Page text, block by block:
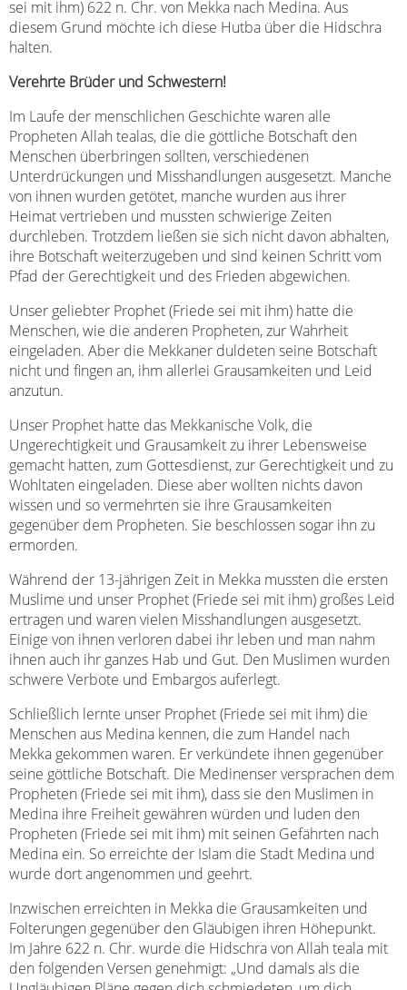
sei mit ihm) 622 n. Chr. von Mekka nach Medina. Aus
diesem Grund möchte ich diese Hutba über die Hidschra
halten.
Verehrte Brüder und Schwestern!
Im Laufe der menschlichen Geschichte waren alle
Propheten Allah tealas, die die göttliche Botschaft den
Menschen überbringen sollten, verschiedenen
Unterdrückungen und Misshandlungen ausgesetzt. Manche
von ihnen wurden getötet, manche wurden aus ihrer
Heimat vertrieben und mussten schwierige Zeiten
durchleben. Trotzdem ließen sie sich nicht davon abhalten,
ihre Botschaft weiterzugeben und sind keinen Schritt vom
Pfad der Gerechtigkeit und des Frieden abgewichen.
Unser geliebter Prophet (Friede sei mit ihm) hatte die
Menschen, wie die anderen Propheten, zur Wahrheit
eingeladen. Aber die Mekkaner duldeten seine Botschaft
nicht und fingen an, ihm allerlei Grausamkeiten und Leid
anzutun.
Unser Prophet hatte das Mekkanische Volk, die
Ungerechtigkeit und Grausamkeit zu ihrer Lebensweise
gemacht hatten, zum Gottesdienst, zur Gerechtigkeit und zu
Wohltaten eingeladen. Diese aber wollten nichts davon
wissen und so vermehrten sie ihre Grausamkeiten
gegenüber dem Propheten. Sie beschlossen sogar ihn zu
ermorden.
Während der 13-jährigen Zeit in Mekka mussten die ersten
Muslime und unser Prophet (Friede sei mit ihm) großes Leid
ertragen und waren vielen Misshandlungen ausgesetzt.
Einige von ihnen verloren dabei ihr leben und man nahm
ihnen auch ihr ganzes Hab und Gut. Den Muslimen wurden
schwere Verbote und Embargos auferlegt.
Schließlich lernte unser Prophet (Friede sei mit ihm) die
Menschen aus Medina kennen, die zum Handel nach
Mekka gekommen waren. Er verkündete ihnen gegenüber
seine göttliche Botschaft. Die Medinenser versprachen dem
Propheten (Friede sei mit ihm), dass sie den Muslimen in
Medina ihre Freiheit gewähren würden und luden den
Propheten (Friede sei mit ihm) mit seinen Gefährten nach
Medina ein. So erreichte der Islam die Stadt Medina und
wurde dort angenommen und geehrt.
Inzwischen erreichten in Mekka die Grausamkeiten und
Folterungen gegenüber den Gläubigen ihren Höhepunkt.
Im Jahre 622 n. Chr. wurde die Hidschra von Allah teala mit
den folgenden Versen genehmigt: „Und damals als die